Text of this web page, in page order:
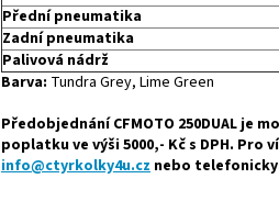
Přední pneumatika
Zadní pneumatika
Palivová nádrž
Barva: Tundra Grey, Lime Green
Předobjednání CFMOTO 250DUAL je
poplatku ve výši 5000,- Kč s DPH.
info@ctyrkolky4u.cz nebo telefonicky: